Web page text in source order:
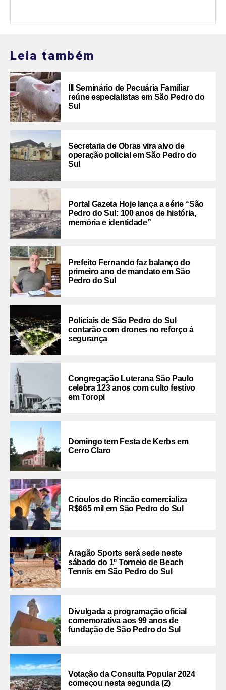
Leia também
III Seminário de Pecuária Familiar
reúne especialistas em São Pedro do
Sul
Secretaria de Obras vira alvo de
operação policial em São Pedro do
Sul
Portal Gazeta Hoje lança a série “São
Pedro do Sul: 100 anos de história,
memória e identidade”
Prefeito Fernando faz balanço do
primeiro ano de mandato em São
Pedro do Sul
Policiais de São Pedro do Sul
contarão com drones no reforço à
segurança
Congregação Luterana São Paulo
celebra 123 anos com culto festivo
em Toropi
Domingo tem Festa de Kerbs em
Cerro Claro
Crioulos do Rincão comercializa
R$665 mil em São Pedro do Sul
Aragão Sports será sede neste
sábado do 1º Torneio de Beach
Tennis em São Pedro do Sul
Divulgada a programação oficial
comemorativa aos 99 anos de
fundação de São Pedro do Sul
Votação da Consulta Popular 2024
começou nesta segunda (2)